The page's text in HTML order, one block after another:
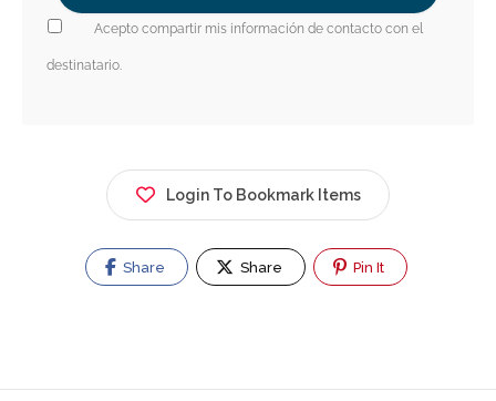
Acepto compartir mis información de contacto con el
destinatario.
Login To Bookmark Items
Share Share Pin It